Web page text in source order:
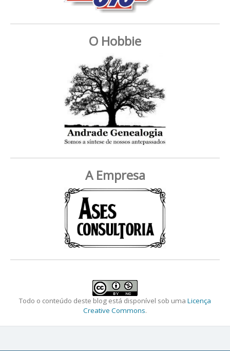
O Hobbie
A Empresa
Todo o conteúdo deste blog está disponível sob uma Licença
Creative Commons.